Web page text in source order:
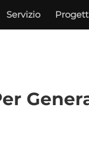
Servizio